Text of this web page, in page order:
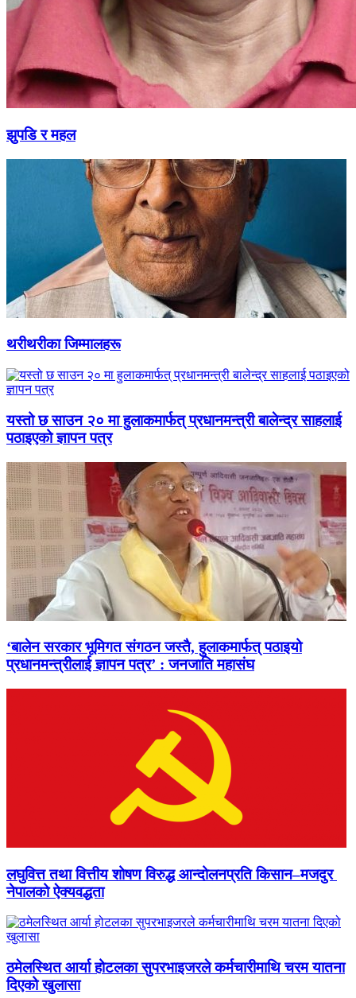
झुपडि र महल
थरीथरीका जिम्मालहरू
यस्तो छ साउन २० मा हुलाकमार्फत् प्रधानमन्त्री बालेन्द्र साहलाई
पठाइएको ज्ञापन पत्र
‘बालेन सरकार भूमिगत संगठन जस्तै, हुलाकमार्फत् पठाइयो
प्रधानमन्त्रीलाई ज्ञापन पत्र’ : जनजाति महासंघ
लघुवित्त तथा वित्तीय शोषण विरुद्ध आन्दोलनप्रति किसान–मजदुर
नेपालको ऐक्यवद्धता
ठमेलस्थित आर्या होटलका सुपरभाइजरले कर्मचारीमाथि चरम यातना
दिएको खुलासा